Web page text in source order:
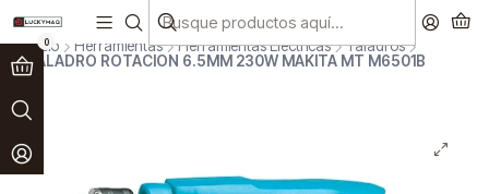
0
Paga en 3 cuotas sin interés! Ver más
Inicio Herramientas Herramientas Eléctricas
Taladros
TALADRO ROTACION 6.5MM 230W MAKITA MT M6501B